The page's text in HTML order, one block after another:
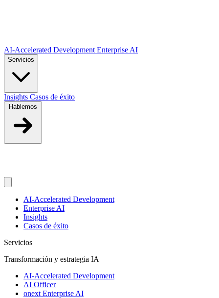
AI-Accelerated Development Enterprise AI
Servicios
Insights Casos de éxito
AI-Accelerated Development
Enterprise AI
Insights
Casos de éxito
Servicios
Transformación y estrategia IA
AI-Accelerated Development
AI Officer
onext Enterprise AI